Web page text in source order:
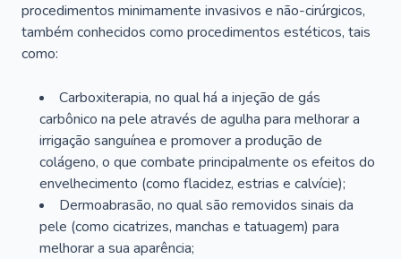
procedimentos minimamente invasivos e não-cirúrgicos,
também conhecidos como procedimentos estéticos, tais
como:
Carboxiterapia, no qual há a injeção de gás
carbônico na pele através de agulha para melhorar a
irrigação sanguínea e promover a produção de
colágeno, o que combate principalmente os efeitos do
envelhecimento (como flacidez, estrias e calvície);
Dermoabrasão, no qual são removidos sinais da
pele (como cicatrizes, manchas e tatuagem) para
melhorar a sua aparência;